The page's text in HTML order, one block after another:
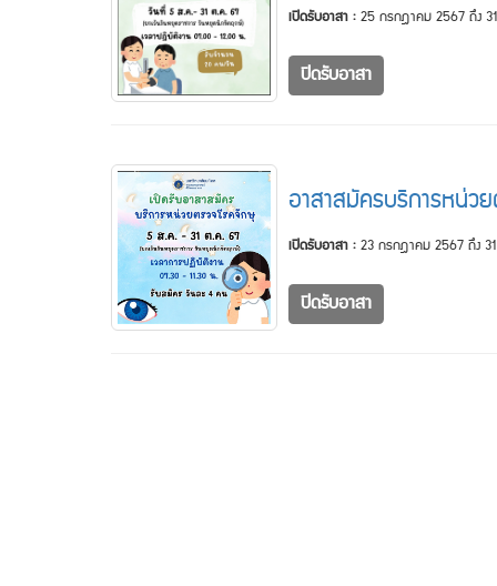
เปิดรับอาสา :25 กรกฎาคม 2567 ถึง
ปิดรับอาสา
อาสาสมัครบริการหน่ว
เปิดรับอาสา :23 กรกฎาคม 2567 ถึง
ปิดรับอาสา